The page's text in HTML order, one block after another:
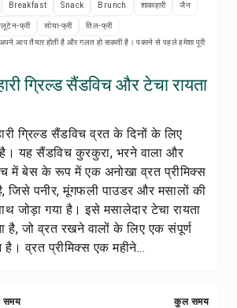
शेयर करें
रिपोर्ट करें
Breakfast Snack Brunch शाकाहारी जैन
फ्री सोया-फ्री
तिल-फ्री
आप तैयार होती है और गलत हो सकती है। पकाने से पहले हमेशा पूरी
ग्रिल्ड सैंडविच और टेचा रायता
ग्रिल्ड सैंडविच व्रत के दिनों के लिए
यह सैंडविच कुरकुरा, भरने वाला और
में बेस के रूप में एक अनोखा व्रत प्रीमिक्स
जिसे पनीर, मूंगफली पाउडर और मसालों की
जोड़ा गया है। इसे मसालेदार टेचा रायता
है, जो व्रत रखने वालों के लिए एक संपूर्ण
है। व्रत प्रीमिक्स एक महीने...
समय
कुल समय